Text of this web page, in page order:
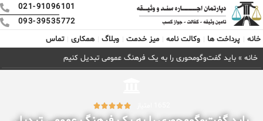
021-91096101
093-39535772
خانه
پرداخت ها وکالت نامه میز خدمت وبلاگ همکاری
تماس
خانه » باید گفت‌وگومحوری را به یک فرهنگ عمومی تبدیل کنیم




